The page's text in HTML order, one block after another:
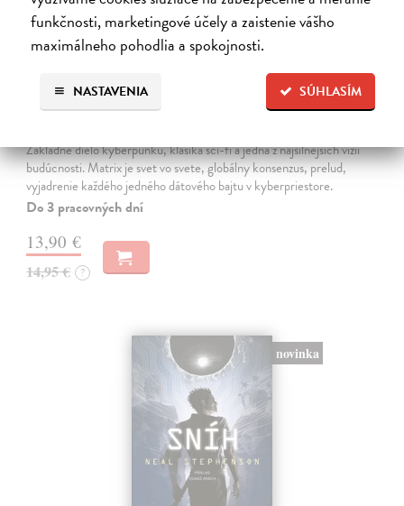
funkčnosti, marketingové účely a zaistenie vášho
maximálneho pohodlia a spokojnosti.
SÚHLASÍM
NASTAVENIA
Neuromant
Základné dielo kyberpunku, klasika sci-fi a jedna z najsilnejších vízií
budúcnosti. Matrix je svet vo svete, globálny konsenzus, prelud,
vyjadrenie každého jedného dátového bajtu v kyberpriestore.
Do 3 pracovných dní
13,90 €
14,95 € ?
novinka